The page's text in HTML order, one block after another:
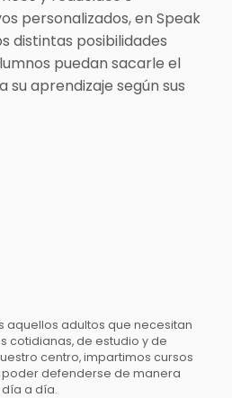
personalizados, en Speak
distintas posibilidades
puedan sacarle el
su aprendizaje según sus
aquellos adultos que necesitan
cotidianas, de estudio y de
centro, impartimos cursos
defenderse de manera
a día.